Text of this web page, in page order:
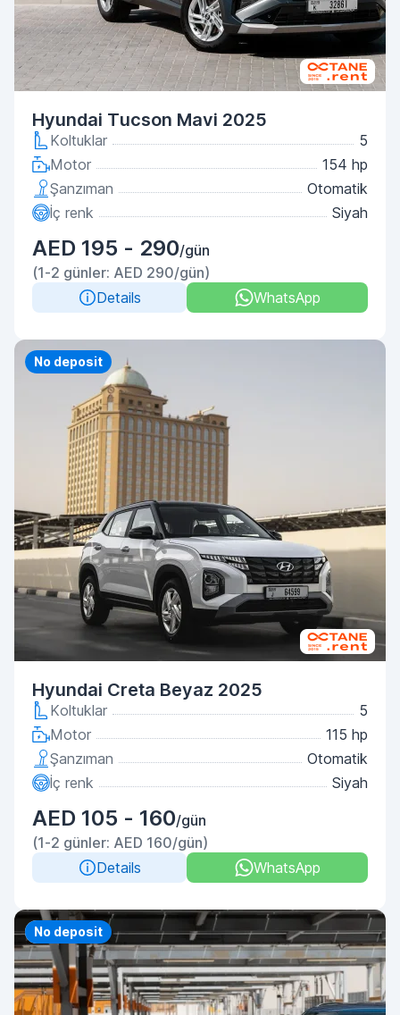
Hyundai Tucson Mavi 2025
Koltuklar
5
Motor
154 hp
Şanzıman
Otomatik
İç renk
Siyah
AED 195 - 290/gün
(1-2 günler: AED 290/gün)
Details
WhatsApp
Priority
No deposit
Hyundai Creta Beyaz 2025
Koltuklar
5
Motor
115 hp
Şanzıman
Otomatik
İç renk
Siyah
AED 105 - 160/gün
(1-2 günler: AED 160/gün)
Details
WhatsApp
Priority
No deposit